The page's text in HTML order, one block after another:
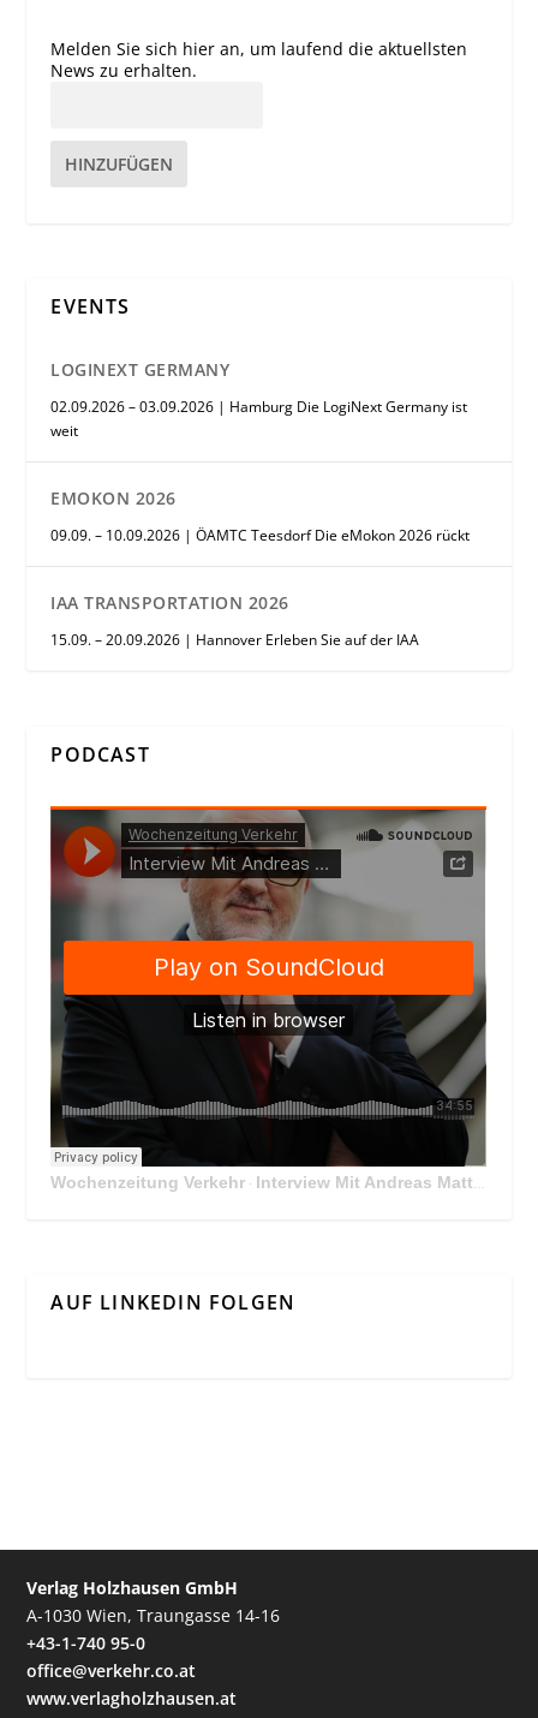
Melden Sie sich hier an, um laufend die aktuellsten
News zu erhalten.
HINZUFÜGEN
EVENTS
LOGINEXT GERMANY
02.09.2026 – 03.09.2026 | Hamburg Die LogiNext Germany ist
weit
EMOKON 2026
09.09. – 10.09.2026 | ÖAMTC Teesdorf Die eMokon 2026 rückt
IAA TRANSPORTATION 2026
15.09. – 20.09.2026 | Hannover Erleben Sie auf der IAA
PODCAST
Wochenzeitung Verkehr · Interview Mit Andreas Matthä, CEO der ÖBB Holding
AUF LINKEDIN FOLGEN
Verlag Holzhausen GmbH
A-1030 Wien, Traungasse 14-16
+43-1-740 95-0
office@verkehr.co.at
www.verlagholzhausen.at